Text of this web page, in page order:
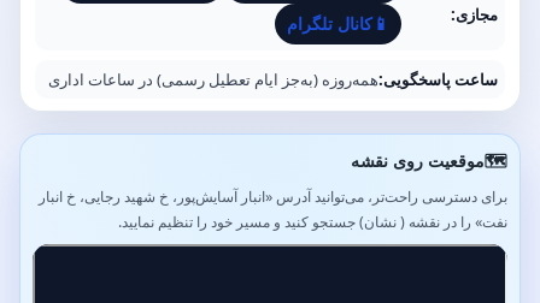
مجازی:
📱کانال تلگرام
ساعت پاسخگویی:همه‌روزه (به‌جز ایام تعطیل رسمی) در ساعات اداری
🗺️موقعیت روی نقشه
برای دسترسی راحت‌تر، می‌توانید آدرس «انبار آسایش‌پور، خ شهید رجایی، خ انبار
نفت» را در نقشه ( نشان) جستجو کنید و مسیر خود را تنظیم نمایید.